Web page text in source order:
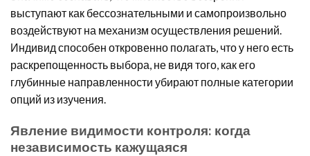
выступают как бессознательными и самопроизвольно
воздействуют на механизм осуществления решений.
Индивид способен откровенно полагать, что у него есть
раскрепощенность выбора, не видя того, как его
глубинные направленности убирают полные категории
опций из изучения.
Явление видимости контроля: когда
независимость кажущаяся